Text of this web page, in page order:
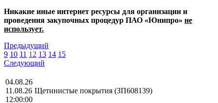
Никакие иные интернет ресурсы для организации и
проведения закупочных процедур ПАО «Юнипро» не
использует.
Предыдущий
9 10 11 12 13 14 15
Следующий
04.08.26
11.08.26
12:00:00
Щетинистые покрытия (ЗП608139)